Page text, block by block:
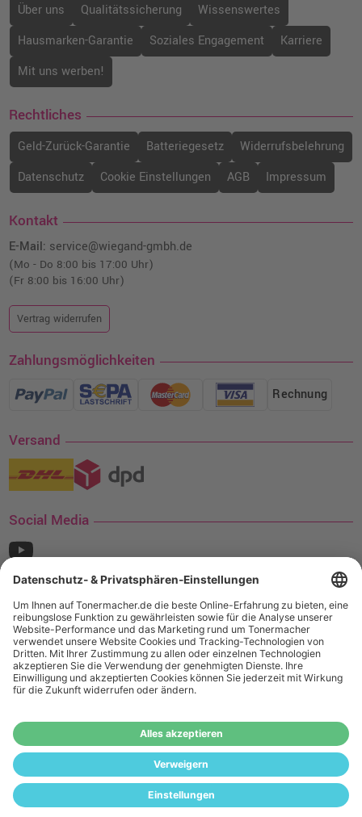
Über uns Qualitätssicherung
Wissenswertes
Hausmarken-Garantie
Soziales Engagement
Karriere
Mit uns werben!
Rechtliches
Geld-Zurück-Garantie Batteriegesetz
Widerrufsbelehrung
Datenschutz
Cookie Einstellungen AGB Impressum
Kontakt
E-Mail: service@wiegand-gmbh.de
(Mo - Do 8:00 bis 17:00 Uhr)
(Fr 8:00 bis 16:00 Uhr)
Vertrag widerrufen
Zahlungsmöglichkeiten
Rechnung
Versand
Social Media
¹ Nur gültig für den Versand innerhalb Deutschlands. Befindet sich ein Warenwert
von mindestens 35€ (inkl. Mwst.) an Ampertec Artikeln in Ihrem Warenkorb, ist der
Versand für Sie kostenfrei.
Das Angebot von tonermacher.de richtet sich
nicht an Wiederverkäufer. Wenn Sie Wiederverkäufer sind,
registrieren Sie sich bitte in unserem Händler-Portal